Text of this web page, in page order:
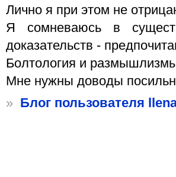
Лично я при этом не
Я сомневаюсь в
доказательств -
Болтология и
Мне нужны доводы
»
Блог пользователя